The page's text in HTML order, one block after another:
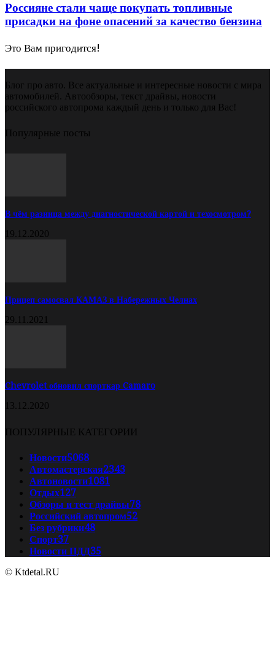
Россияне стали чаще покупать топливные
присадки на фоне опасений за качество бензина
Это Вам пригодится!
Блог про авто. Все актуальные и интересные новости с мира
автомобилей. Автообзоры, текст драйвы, новости
российского автопрома каждый день и только для Вас!
Популярные посты
В чём разница между диагностической картой и техосмотром?
19.12.2020
Прицеп самосвал КАМАЗ в Набережных Челнах
29.11.2021
Chevrolet обновил спорткар Camaro
13.12.2020
ПОПУЛЯРНЫЕ КАТЕГОРИИ
Новости5068
Автомастерская2343
Автоновости1081
Отдых127
Обзоры и тест драйвы78
Российский автопром52
Без рубрики48
Спорт37
Новости ПДД35
© Ktdetal.RU